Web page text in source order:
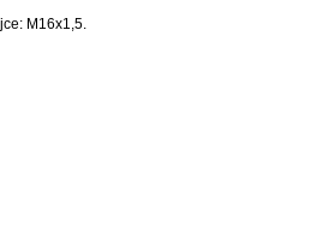
M16x1,5.